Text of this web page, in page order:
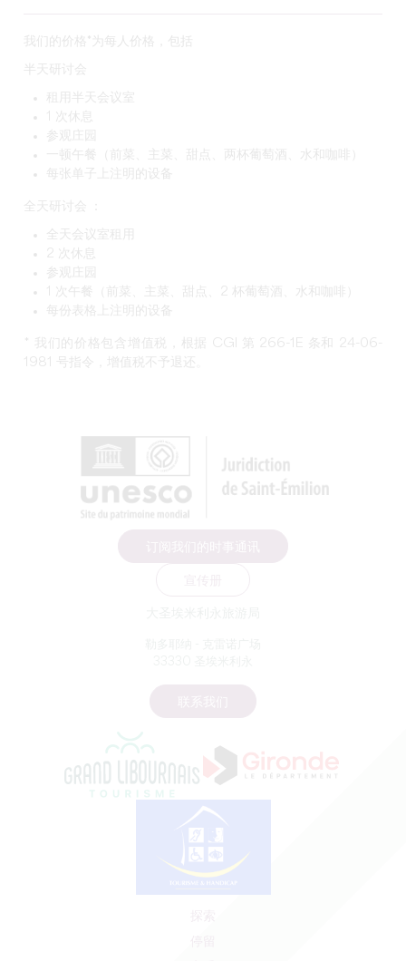
我们的价格*为每人价格，包括
半天研讨会
租用半天会议室
1 次休息
参观庄园
一顿午餐（前菜、主菜、甜点、两杯葡萄酒、水和咖啡）
每张单子上注明的设备
全天研讨会 ：
全天会议室租用
2 次休息
参观庄园
1 次午餐（前菜、主菜、甜点、2 杯葡萄酒、水和咖啡）
每份表格上注明的设备
* 我们的价格包含增值税，根据 CGI 第 266-1E 条和 24-06-
1981 号指令，增值税不予退还。